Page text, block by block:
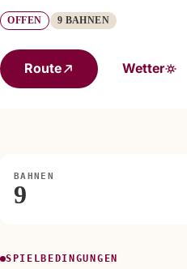
OFFEN 9 BAHNEN
Route Wetter
BAHNEN
9
SPIELBEDINGUNGEN